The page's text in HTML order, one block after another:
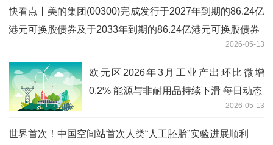
快看点丨美的集团(00300)完成发行于2027年到期的86.24亿
港元可换股债券及于2033年到期的86.24亿港元可换股债券
2026-05-13
欧元区2026年3月工业产出环比微增
0.2% 能源与非耐用品持续下滑 每日动态
2026-05-13
世界首次！中国空间站首次人类“人工胚胎”实验进展顺利